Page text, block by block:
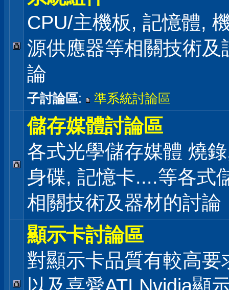
CPU/主機板, 記憶體,
源供應器等相關技術及
論
子討論區: 準系統討論區
儲存媒體討論區
各式光學儲存媒體 燒
身碟, 記憶卡....等各式
相關技術及器材的討論
顯示卡討論區
對顯示卡品質有較高要